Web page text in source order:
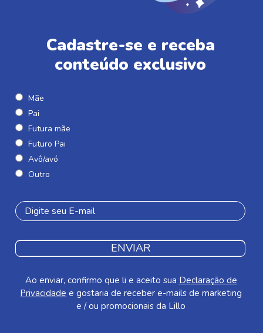
Cadastre-se e receba
conteúdo exclusivo
Mãe
Pai
Futura mãe
Futuro Pai
Avô/avó
Outro
ENVIAR
Ao enviar, confirmo que li e aceito sua Declaração de
Privacidade e gostaria de receber e-mails de marketing
e / ou promocionais da Lillo